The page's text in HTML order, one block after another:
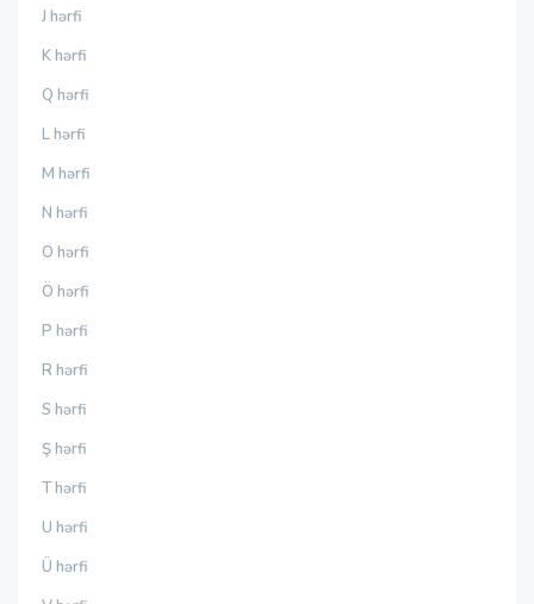
J hərfi
K hərfi
Q hərfi
L hərfi
M hərfi
N hərfi
O hərfi
Ö hərfi
P hərfi
R hərfi
S hərfi
Ş hərfi
T hərfi
U hərfi
Ü hərfi